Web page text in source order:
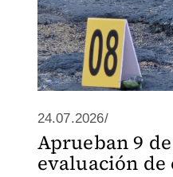
24.07.2026/
Aprueban 9
evaluación